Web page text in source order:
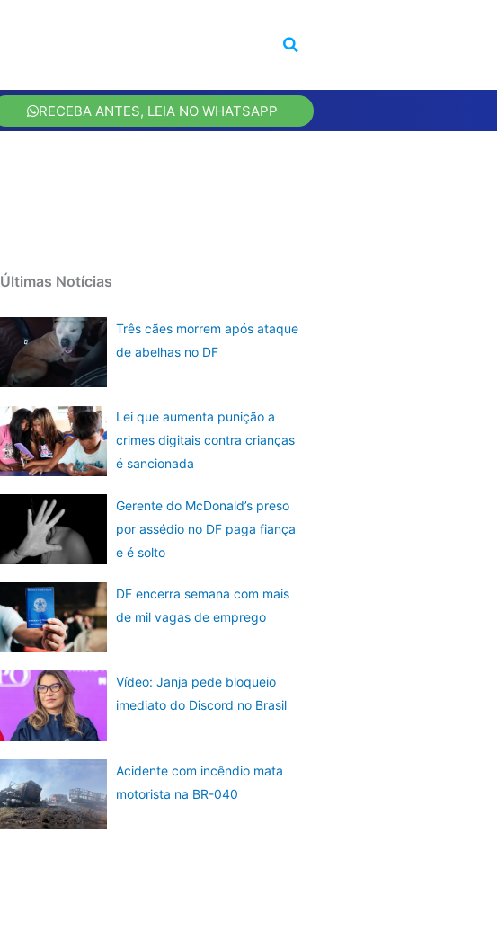
RECEBA ANTES, LEIA NO WHATSAPP
Últimas Notícias
Três cães morrem após ataque
de abelhas no DF
Lei que aumenta punição a
crimes digitais contra crianças
é sancionada
Gerente do McDonald’s preso
por assédio no DF paga fiança
e é solto
DF encerra semana com mais
de mil vagas de emprego
Vídeo: Janja pede bloqueio
imediato do Discord no Brasil
Acidente com incêndio mata
motorista na BR-040